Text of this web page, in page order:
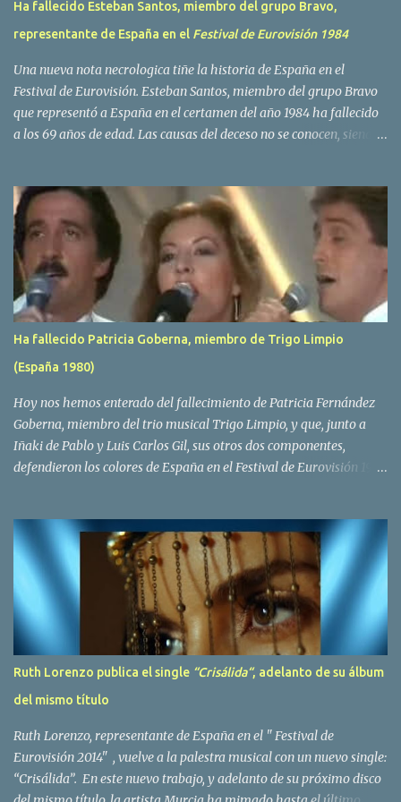
Ha fallecido Esteban Santos, miembro del grupo Bravo,
representante de España en el Festival de Eurovisión 1984
Una nueva nota necrologica tiñe la historia de España en el
Festival de Eurovisión. Esteban Santos, miembro del grupo Bravo
que representó a España en el certamen del año 1984 ha fallecido
a los 69 años de edad. Las causas del deceso no se conocen, siendo
traves de las redes sociales. Nacido en Tolosa en 1951, durante su
epoca universitaria en la carrera de empresariales conoció al
estudiante de medicina Luis Villar, comenzando a actuar
juntos,Santos a la guitarra y Villar al piano, sin atreverse a dar el
salto al mercado profesional. Sin embargo esto cambió gracias a la
propia Amaia Saizar, que tras su abandono de Trigo Limpio,
recibió por parte de la discografica Hispavox el encargo de crear
un nuevo grupo, reclutando al duo de amigos y a la ex modelo
Yolanda Hoyos. Con los cuatro surgió en el año 1982 el grupo
Ha fallecido Patricia Goberna, miembro de Trigo Limpio
(España 1980)
Hoy nos hemos enterado del fallecimiento de Patricia Fernández
Goberna, miembro del trio musical Trigo Limpio, y que, junto a
Iñaki de Pablo y Luis Carlos Gil, sus otros dos componentes,
defendieron los colores de España en el Festival de Eurovisión 1980
padeciendo desde hace tiempo. Patricia Fernández Goberna,
nacida en 1957, entró a formar parte de la formación musical
antes mencionada en el año 1979 sustituyendo a Amaya Saizar. Es
el año 1980 cuando son elegidos para representar a España en
Dublín donde, con su tema Quedate esta noche, obtienen el puesto
12 de 19 países. Tras esta participación graban en Estados Unidos
el disco Entrañablemente , abriendole las puertas del éxito en
America Latina, en especial en Mexico, en donde pasan largas
temporadas. En Trigo Limpio permanecerá hasta el año 1988,
Ruth Lorenzo publica el single “Crisálida“, adelanto de su álbum
del mismo título
Ruth Lorenzo, representante de España en el " Festival de
Eurovisión 2014" , vuelve a la palestra musical con un nuevo single:
“Crisálida”. En este nuevo trabajo, y adelanto de su próximo disco